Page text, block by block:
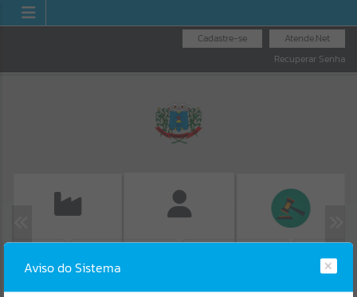
Atende.Net
Cadastre-se
Recuperar Senha
ISS/ALVARÁ
Aviso do Sistema
Erro